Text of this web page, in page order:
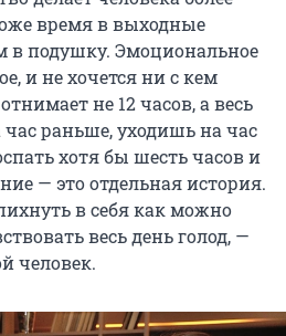
время в выходные
в подушку. Эмоциональное
и не хочется ни с кем
не 12 часов, а весь
раньше, уходишь на час
хотя бы шесть часов и
— это отдельная история.
в себя как можно
весь день голод, —
человек.